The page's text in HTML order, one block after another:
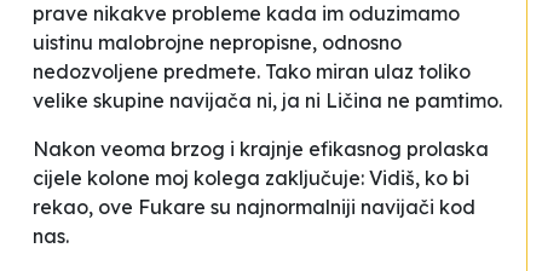
prave nikakve probleme kada im oduzimamo
uistinu malobrojne nepropisne, odnosno
nedozvoljene predmete. Tako miran ulaz toliko
velike skupine navijača ni, ja ni Ličina ne pamtimo.
Nakon veoma brzog i krajnje efikasnog prolaska
cijele kolone moj kolega zaključuje: Vidiš, ko bi
rekao, ove Fukare su najnormalniji navijači kod
nas.